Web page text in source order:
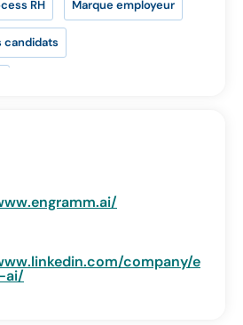
RH Marque employeur
candidats
company/e
ai/
d’adresse e-mail valide ?
contact@lab-rh.com